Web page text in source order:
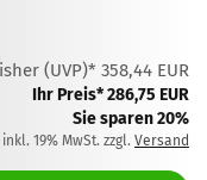
(UVP)* 358,44 EUR
Ihr Preis* 286,75 EUR
Sie sparen 20%
inkl. 19% MwSt. zzgl. Versand